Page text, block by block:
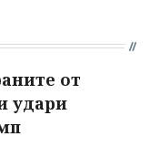
от
удари